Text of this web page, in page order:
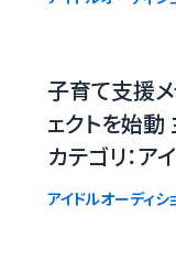
子育て支援
ェクトを始動
カテゴリ：ア
アイドルオーディシ